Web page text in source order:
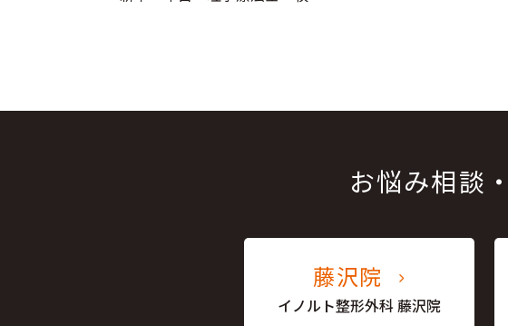
お悩み相談
藤沢院
イノルト整形外科 藤沢院